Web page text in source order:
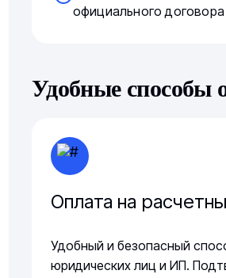
официального
Удобные способы
Оплата на
Удобный и безопасный
юридических лиц и ИП.